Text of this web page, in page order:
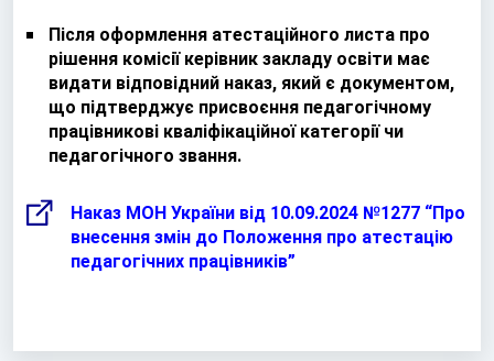
Після оформлення атестаційного листа про
рішення комісії керівник закладу освіти має
видати відповідний наказ, який є документом,
що підтверджує присвоєння педагогічному
працівникові кваліфікаційної категорії чи
педагогічного звання.
Наказ МОН України від 10.09.2024 №1277 “Про
внесення змін до Положення про атестацію
педагогічних працівників”